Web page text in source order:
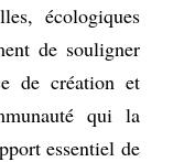
écologiques
de souligner
de création et
qui la
essentiel de